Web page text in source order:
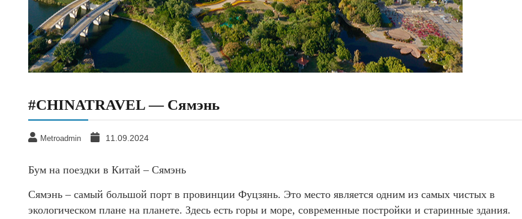
#CHINATRAVEL — Сямэнь
Metroadmin 11.09.2024
Бум на поездки в Китай – Сямэнь
Сямэнь – самый большой порт в провинции Фуцзянь. Это место является одним из самых чистых в
экологическом плане на планете. Здесь есть горы и море, современные постройки и старинные здания.